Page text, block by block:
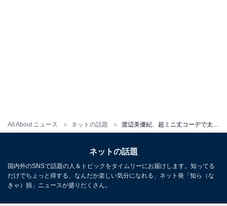
All About ニュース ネットの話題
ネットの話題
国内外のSNSで話題の人＆トピックをタイムリーにお届けします。知ってる
だけでちょっと得する、なんだか楽しい気分になれる、ネット発「知ら（な
きゃ）損」ニュースが盛りだくさん。